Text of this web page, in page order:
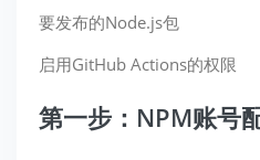
要发布的Node.js包
启用GitHub Actions的权限
第一步：NPM账号